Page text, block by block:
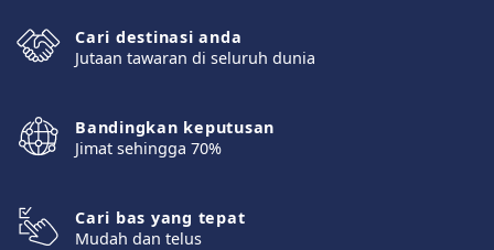
Cari destinasi anda
Jutaan tawaran di seluruh dunia
Bandingkan keputusan
Jimat sehingga 70%
Cari bas yang tepat
Mudah dan telus